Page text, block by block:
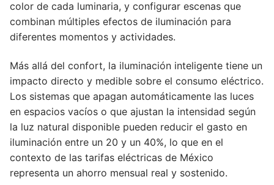
color de cada luminaria, y configurar escenas que
combinan múltiples efectos de iluminación para
diferentes momentos y actividades.
Más allá del confort, la iluminación inteligente tiene un
impacto directo y medible sobre el consumo eléctrico.
Los sistemas que apagan automáticamente las luces
en espacios vacíos o que ajustan la intensidad según
la luz natural disponible pueden reducir el gasto en
iluminación entre un 20 y un 40%, lo que en el
contexto de las tarifas eléctricas de México
representa un ahorro mensual real y sostenido.